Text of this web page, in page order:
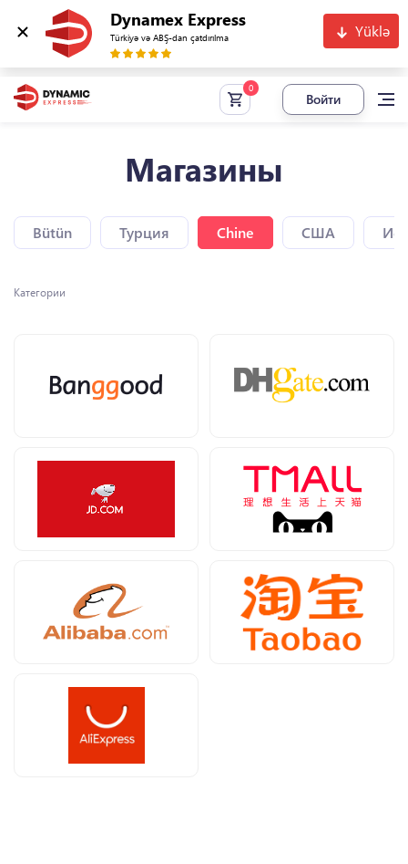
Dynamex Express
Türkiyə və ABŞ-dan çatdırılma Yüklə
Войти
Магазины
Bütün Турция Chine США
Категории